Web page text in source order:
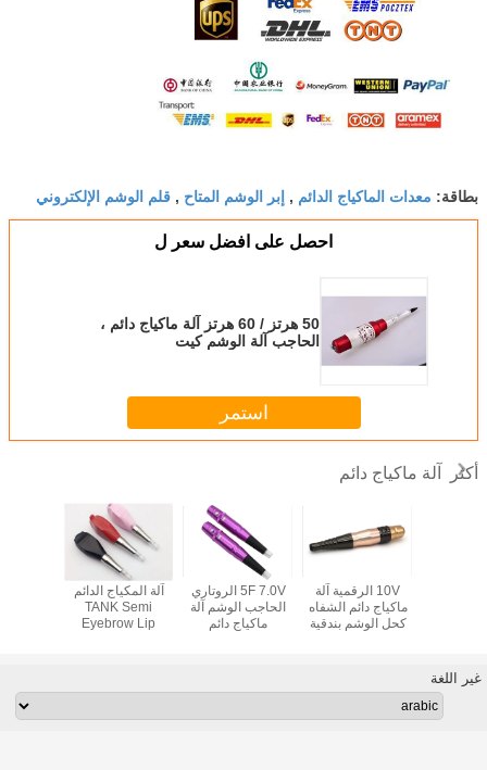
بطاقة: معدات الماكياج الدائم , إبر الوشم المتاح , قلم الوشم الإلكتروني
احصل على افضل سعر ل
50 هرتز / 60 هرتز آلة ماكياج دائم ،
الحاجب آلة الوشم كيت
استمر
أكثر آلة ماكياج دائم
آلة المكياج الدائم
TANK Semi
Eyebrow Lip
5F 7.0V الروتاري
الحاجب الوشم آلة
ماكياج دائم
10V الرقمية آلة
ماكياج دائم الشفاه
كحل الوشم بندقية
غير اللغة